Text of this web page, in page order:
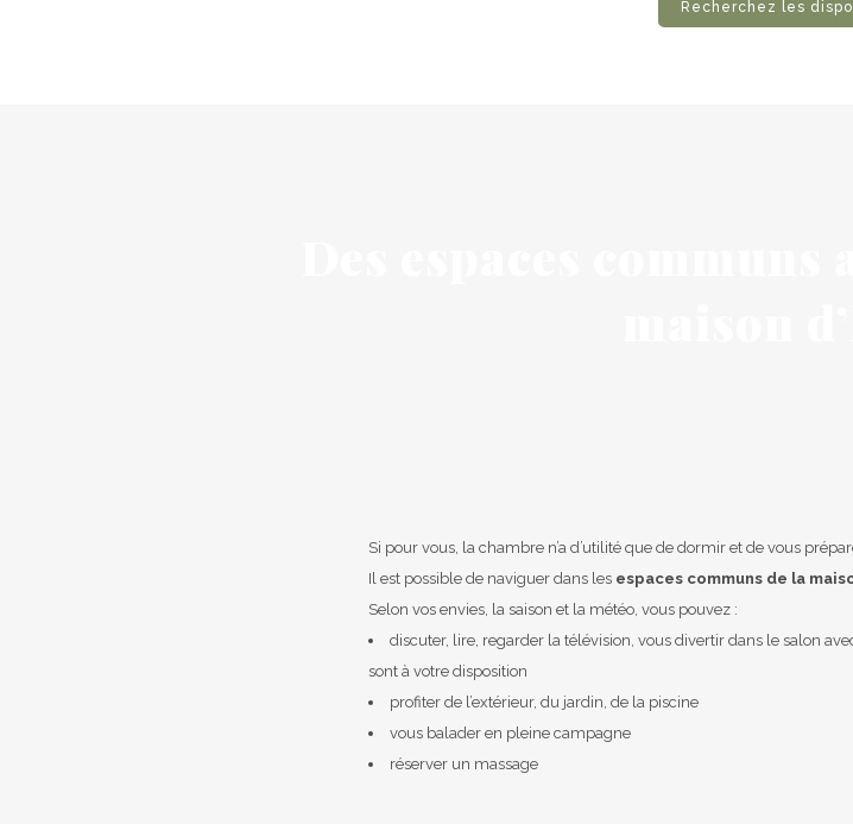
Recherchez les
Si pour vous, la chambre n’a d’utilité que de dormir et de vous
Il est possible de naviguer dans les espaces communs de la
Selon vos envies, la saison et la météo, vous pouvez :
discuter, lire, regarder la télévision, vous divertir dans le salon
sont à votre disposition
profiter de l’extérieur, du jardin, de la piscine
vous balader en pleine campagne
réserver un massage